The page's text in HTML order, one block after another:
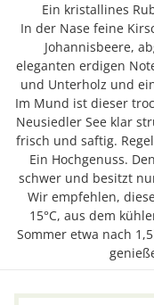
Ein kristallines
In der Nase feine
Johannisbeere,
eleganten erdigen
und Unterholz und
Im Mund ist dieser
Neusiedler See klar
frisch und saftig.
Ein Hochgenuss.
schwer und besitzt
Wir empfehlen,
15°C, aus dem
Sommer etwa nach